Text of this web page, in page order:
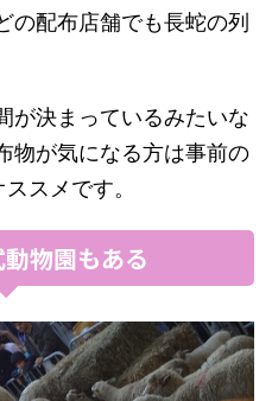
の配布店舗でも長蛇の列
が決まっているみたいな
物が気になる方は事前の
スメです。
物園もある